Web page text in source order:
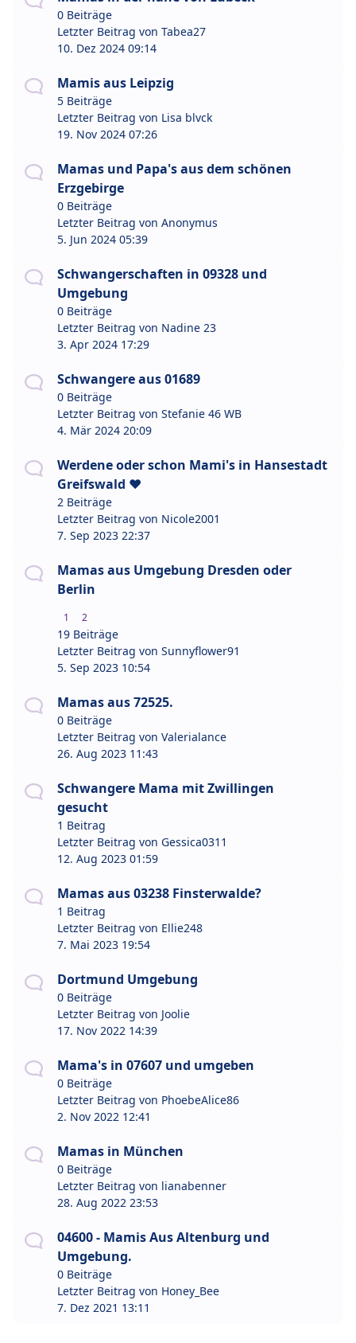
0 Beiträge
Letzter Beitrag von Tabea27
10. Dez 2024 09:14
Mamis aus Leipzig
5 Beiträge
Letzter Beitrag von Lisa blvck
19. Nov 2024 07:26
Mamas und Papa's aus dem schönen
Erzgebirge
0 Beiträge
Letzter Beitrag von Anonymus
5. Jun 2024 05:39
Schwangerschaften in 09328 und
Umgebung
0 Beiträge
Letzter Beitrag von Nadine 23
3. Apr 2024 17:29
Schwangere aus 01689
0 Beiträge
Letzter Beitrag von Stefanie 46 WB
4. Mär 2024 20:09
Werdene oder schon Mami's in Hansestadt
Greifswald ❤️
2 Beiträge
Letzter Beitrag von Nicole2001
7. Sep 2023 22:37
Mamas aus Umgebung Dresden oder
Berlin
1 2
19 Beiträge
Letzter Beitrag von Sunnyflower91
5. Sep 2023 10:54
Mamas aus 72525.
0 Beiträge
Letzter Beitrag von Valerialance
26. Aug 2023 11:43
Schwangere Mama mit Zwillingen
gesucht
1 Beitrag
Letzter Beitrag von Gessica0311
12. Aug 2023 01:59
Mamas aus 03238 Finsterwalde?
1 Beitrag
Letzter Beitrag von Ellie248
7. Mai 2023 19:54
Dortmund Umgebung
0 Beiträge
Letzter Beitrag von Joolie
17. Nov 2022 14:39
Mama's in 07607 und umgeben
0 Beiträge
Letzter Beitrag von PhoebeAlice86
2. Nov 2022 12:41
Mamas in München
0 Beiträge
Letzter Beitrag von lianabenner
28. Aug 2022 23:53
04600 - Mamis Aus Altenburg und
Umgebung.
0 Beiträge
Letzter Beitrag von Honey_Bee
7. Dez 2021 13:11